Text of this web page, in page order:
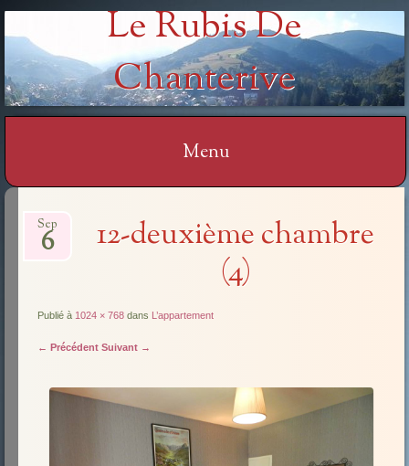
Le Rubis De
Chanterive
Menu
contenu
12-deuxième chambre
(4)
Sep
6
Publié à 1024 × 768dans L’appartement
← Précédent Suivant →